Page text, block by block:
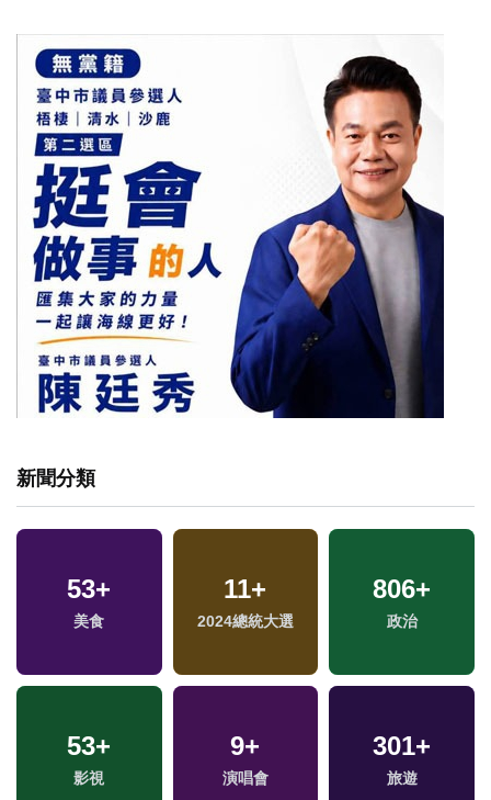
新聞分類
53+
美食
11+
2024總統大選
806+
政治
53+
影視
9+
演唱會
301+
旅遊